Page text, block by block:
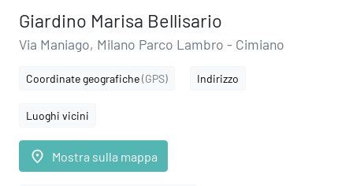
Giardino Marisa Bellisario
Via Maniago, Milano Parco Lambro - Cimiano
Coordinate geografiche(GPS) Indirizzo
Luoghi vicini
place Mostra sulla mappa